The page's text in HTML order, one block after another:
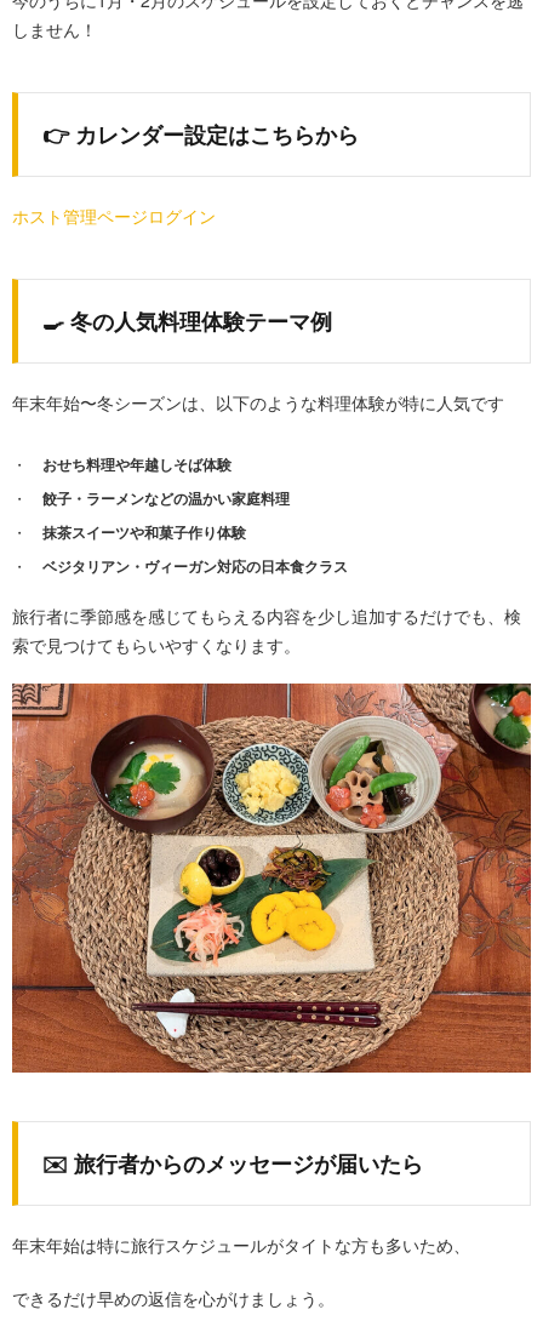
しません！
👉 カレンダー設定はこちらから
ホスト管理ページログイン
🍳 冬の人気料理体験テーマ例
年末年始〜冬シーズンは、以下のような料理体験が特に人気です
おせち料理や年越しそば体験
餃子・ラーメンなどの温かい家庭料理
抹茶スイーツや和菓子作り体験
ベジタリアン・ヴィーガン対応の日本食クラス
旅行者に季節感を感じてもらえる内容を少し追加するだけでも、 検
索で見つけてもらいやすくなります。
✉️ 旅行者からのメッセージが届いたら
年末年始は特に旅行スケジュールがタイトな方も多いため、
できるだけ早めの返信を心がけましょう。